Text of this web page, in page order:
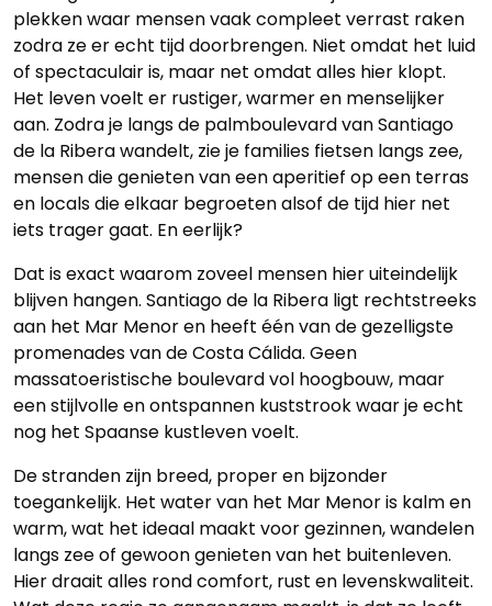
plekken waar mensen vaak compleet verrast raken
zodra ze er echt tijd doorbrengen. Niet omdat het luid
of spectaculair is, maar net omdat alles hier klopt.
Het leven voelt er rustiger, warmer en menselijker
aan. Zodra je langs de palmboulevard van Santiago
de la Ribera wandelt, zie je families fietsen langs zee,
mensen die genieten van een aperitief op een terras
en locals die elkaar begroeten alsof de tijd hier net
iets trager gaat. En eerlijk?
Dat is exact waarom zoveel mensen hier uiteindelijk
blijven hangen. Santiago de la Ribera ligt rechtstreeks
aan het Mar Menor en heeft één van de gezelligste
promenades van de Costa Cálida. Geen
massatoeristische boulevard vol hoogbouw, maar
een stijlvolle en ontspannen kuststrook waar je echt
nog het Spaanse kustleven voelt.
De stranden zijn breed, proper en bijzonder
toegankelijk. Het water van het Mar Menor is kalm en
warm, wat het ideaal maakt voor gezinnen, wandelen
langs zee of gewoon genieten van het buitenleven.
Hier draait alles rond comfort, rust en levenskwaliteit.